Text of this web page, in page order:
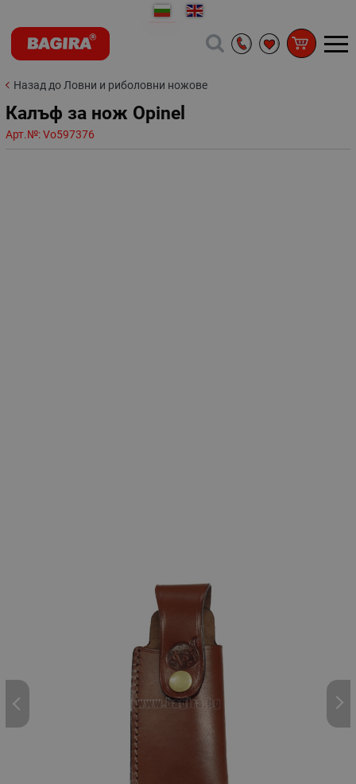
Назад до Ловни и риболовни ножове
Калъф за нож Opinel
Арт.№:Vo597376